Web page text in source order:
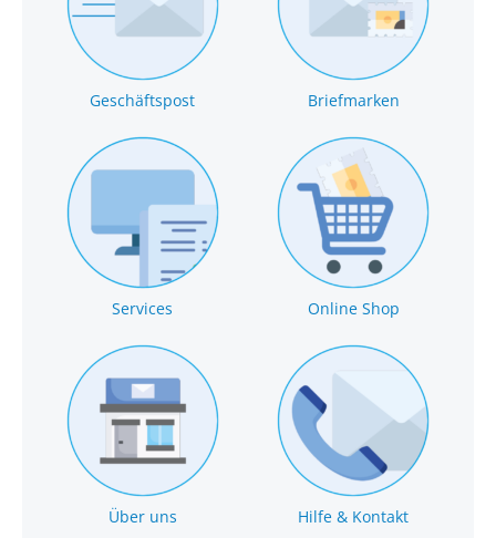
Geschäftspost Briefmarken
Services Online Shop
Über uns Hilfe & Kontakt